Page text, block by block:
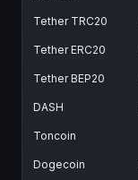
Tether TRC20
Tether ERC20
Tether BEP20
DASH
Toncoin
Dogecoin